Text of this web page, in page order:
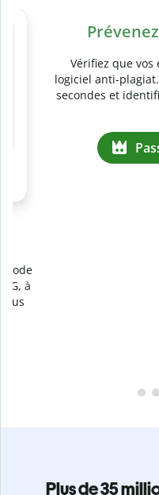
Slide 4 of 6
logiciel anti-plagiat.
secondes et identifiez
Plus de 35